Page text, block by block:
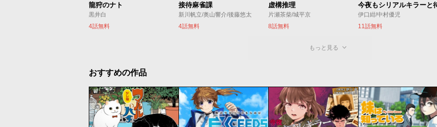
龍狩のナト
黒井白
4話無料
接待麻雀課
新川帆立/奥山響介/後藤悠太
4話無料
虚構推理
片瀬茶柴/城平京
8話無料
伊口紺/中村優児
11話無料
もっと見る
おすすめの作品